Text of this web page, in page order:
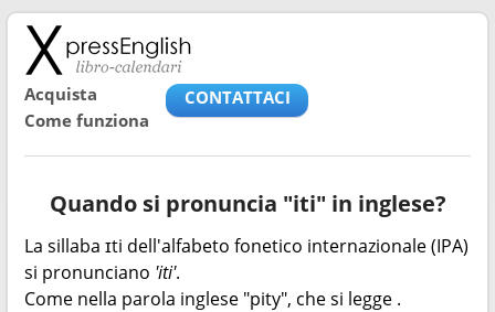
Acquista
Come funziona
CONTATTACI
Quando si pronuncia "iti" in inglese?
La sillaba ɪti dell'alfabeto fonetico internazionale (IPA)
si pronunciano 'iti'.
Come nella parola inglese "pity", che si legge .